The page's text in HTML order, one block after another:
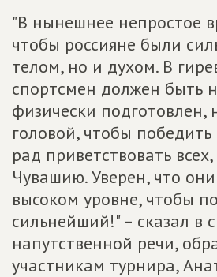
"В нынешнее непростое
чтобы россияне были
телом, но и духом. В
спортсмен должен быть
физически подготовлен,
головой, чтобы победить
рад приветствовать
Чувашию. Уверен, что
высоком уровне, чтобы
сильнейший!" – сказал в
напутственной речи,
участникам турнира,